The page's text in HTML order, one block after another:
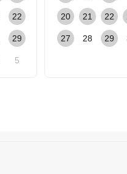
22
29
5
20 21 22
27 28 29